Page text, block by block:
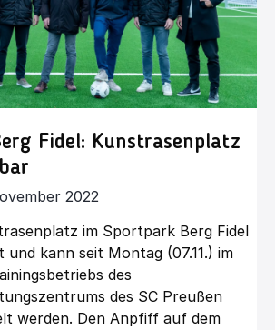
Fidel: Kunstrasenplatz
2022
im Sportpark Berg Fidel
kann seit Montag (07.11.) im
des
des SC Preußen
werden. Den Anpfiff auf dem